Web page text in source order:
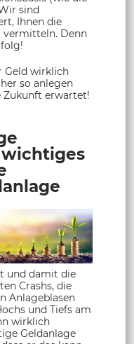
sind
Ihnen die
vermitteln. Denn
Geld wirklich
so anlegen
Zukunft erwartet!
und damit die
Crashs, die
Anlageblasen
und Tiefs am
wirklich
Geldanlage